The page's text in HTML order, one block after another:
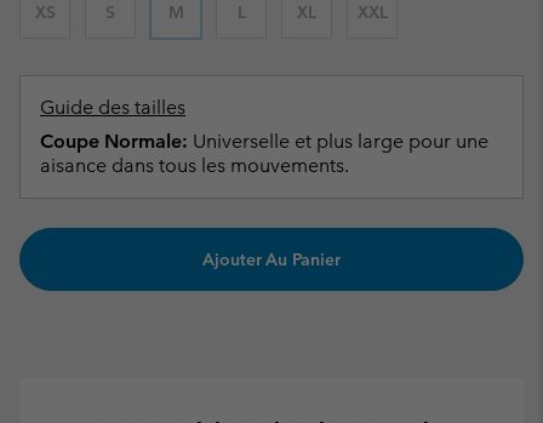
XS S M L XL XXL
Guide des tailles
Coupe Normale: Universelle et plus large pour une
aisance dans tous les mouvements.
Ajouter Au Panier